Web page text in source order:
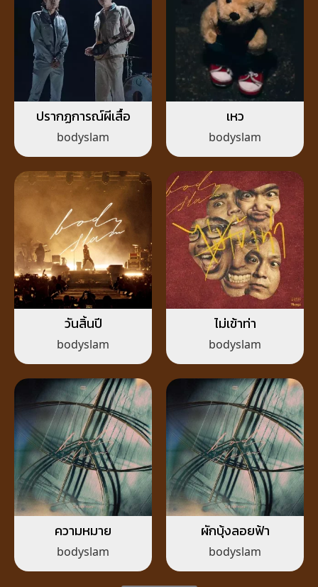
ปรากฏการณ์ผีเสื้อ
bodyslam
เหว
bodyslam
วันสิ้นปี
bodyslam
ไม่เข้าท่า
bodyslam
ความหมาย
bodyslam
ผักบุ้งลอยฟ้า
bodyslam